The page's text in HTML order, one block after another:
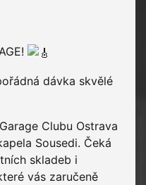
dávka skvělé
Clubu Ostrava
Sousedi. Čeká
skladeb i
vás zaručeně